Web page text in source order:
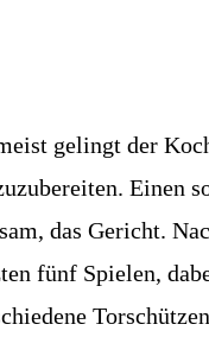
gelingt der
Einen
das Gericht.
fünf Spielen,